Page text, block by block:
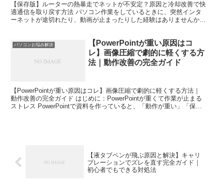
【保存版】ルーターの熱暴走でネットが不安定？原因と冷却改善で快
適通信を取り戻す方法 パソコン作業をしているときに、突然インタ
ーネットが途切れたり、動画が止まったりした経験はありませんか。
パソコンお悩み解決
【PowerPointが重い原因はコ
レ】画像圧縮で劇的に軽くする方
法｜動作改善の完全ガイド
【PowerPointが重い原因はコレ】画像圧縮で劇的に軽くする方法｜
動作改善の完全ガイド はじめに：PowerPointが重くて作業が止まる
ストレス PowerPointで資料を作っていると、「動作が重い」「保存
【液タブペンが飛ぶ原因と解決】キャリ
ブレーションでズレを直す完全ガイド｜
初心者でもできる対処法